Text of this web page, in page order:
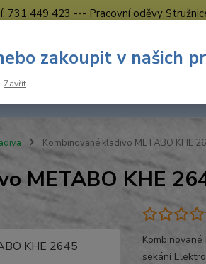
731 449 423 --- Pracovní oděvy
Hledat
Nevíte si
Kombinované kladivo METABO KHE
METABO KHE
sekání
zakoupit v našich
Zavřít